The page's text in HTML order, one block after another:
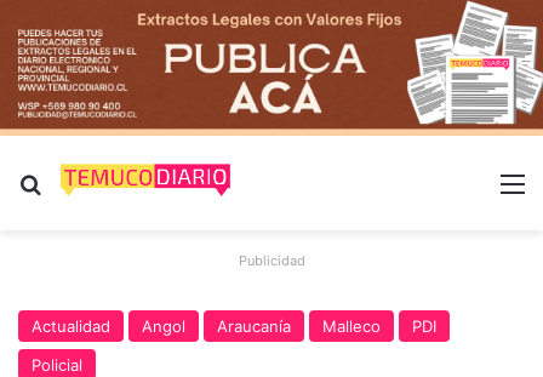
Buscar por
Publicidad
Actualidad Angol Araucanía Malleco
PDI
Policial